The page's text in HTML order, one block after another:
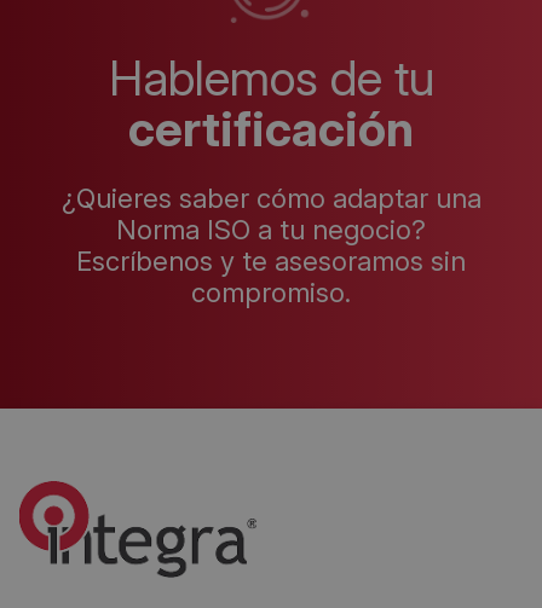
Hablemos de tu
certificación
¿Quieres saber cómo adaptar una
Norma ISO a tu negocio?
Escríbenos y te asesoramos sin
compromiso.